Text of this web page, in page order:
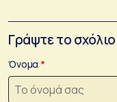
Γράψτε το
Όνομα